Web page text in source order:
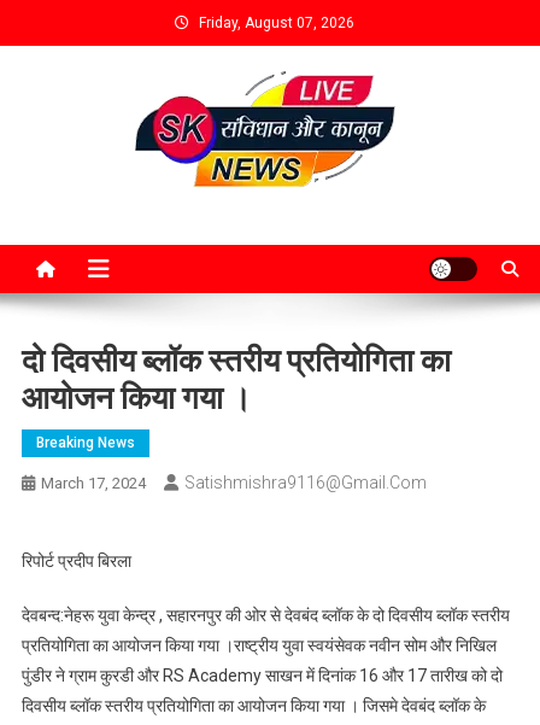
Friday, August 07, 2026
दो दिवसीय ब्लॉक स्तरीय प्रतियोगिता का
आयोजन किया गया ।
Breaking News
March 17, 2024 Satishmishra9116@gmail.com
रिपोर्ट प्रदीप बिरला
देवबन्द:नेहरू युवा केन्द्र , सहारनपुर की ओर से देवबंद ब्लॉक के दो दिवसीय ब्लॉक स्तरीय
प्रतियोगिता का आयोजन किया गया ।राष्ट्रीय युवा स्वयंसेवक नवीन सोम और निखिल
पुंडीर ने ग्राम कुरडी और RS Academy साखन में दिनांक 16 और 17 तारीख को दो
दिवसीय ब्लॉक स्तरीय प्रतियोगिता का आयोजन किया गया । जिसमे देवबंद ब्लॉक के